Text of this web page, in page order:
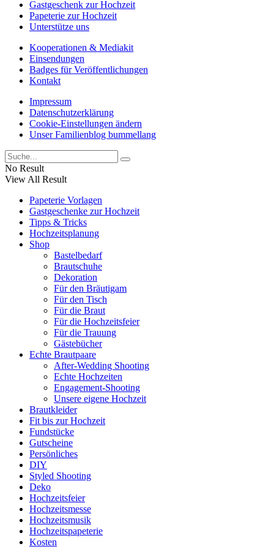
Gastgeschenk zur Hochzeit
Papeterie zur Hochzeit
Unterstütze uns
Kooperationen & Mediakit
Einsendungen
Badges für Veröffentlichungen
Kontakt
Impressum
Datenschutzerklärung
Cookie-Einstellungen ändern
Unser Familienblog bummellang
No Result
View All Result
Papeterie Vorlagen
Gastgeschenke zur Hochzeit
Tipps & Tricks
Hochzeitsplanung
Shop
Bastelbedarf
Brautschuhe
Dekoration
Für den Bräutigam
Für den Tisch
Für die Braut
Für die Hochzeitsfeier
Für die Trauung
Gästebücher
Echte Brautpaare
After-Wedding Shooting
Echte Hochzeiten
Engagement-Shooting
Unsere eigene Hochzeit
Brautkleider
Fit bis zur Hochzeit
Fundstücke
Gutscheine
Persönliches
DIY
Styled Shooting
Deko
Hochzeitsfeier
Hochzeitsmesse
Hochzeitsmusik
Hochzeitspapeterie
Kosten